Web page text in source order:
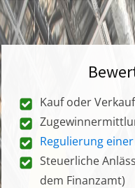
Kauf oder
Regulierung
Steuerliche
dem Finanzamt)